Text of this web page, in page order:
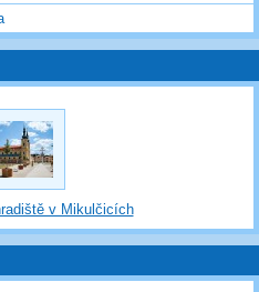
v Mikulčicích